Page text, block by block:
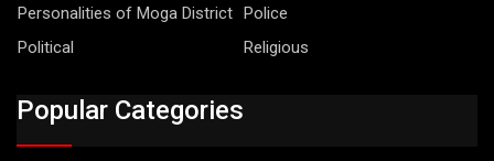
Personalities of Moga District Police
Political
Religious
Popular Categories